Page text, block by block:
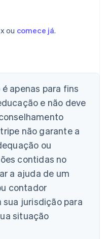
ou comece já.
apenas para fins
e não deve
não garante a
ou
contidas no
a ajuda de um
contador
jurisdição para
situação